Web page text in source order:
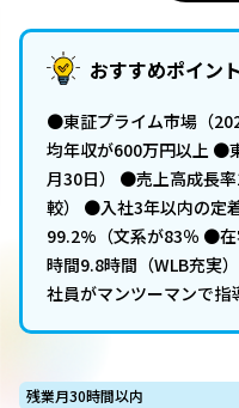
おすすめポイント
●東証プライム市場（
均年収が600万円以上 ●
月30日） ●売上高成長
較） ●入社3年以内の定
99.2%（文系が83％ ●
時間9.8時間（WLB充実
社員がマンツーマンで指
残業月30時間以内